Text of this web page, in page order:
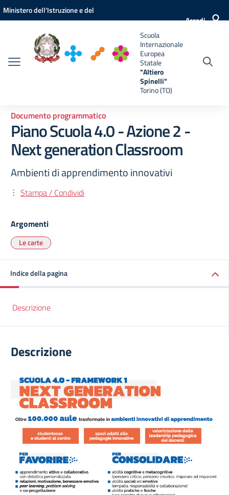
Vai ai contenuti
Vai al menu di navigazione
Vai al footer
Ministero dell'Istruzione e del
Accedi
Scuola
Internazionale
Europea
Statale
"Altiero
Spinelli"
Torino (TO)
Documento programmatico
Piano Scuola 4.0 - Azione 2 -
Next generation Classroom
Ambienti di apprendimento innovativi
Stampa / Condividi
Argomenti
Le carte
Indice della pagina
Descrizione
Descrizione